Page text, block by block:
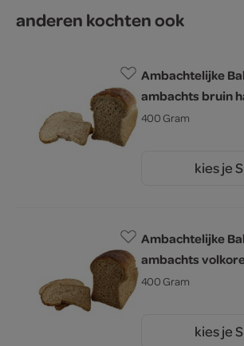
anderen kochten ook
Ambachtelijke
ambachts bruin
400 Gram
kies je
Ambachtelijke
ambachts
400 Gram
kies je